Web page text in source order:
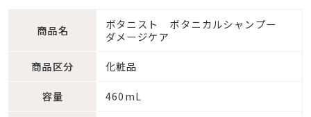
商品名
ボタニスト ボタニカルシャンプー
ダメージケア
商品区分 化粧品
容量 460mL